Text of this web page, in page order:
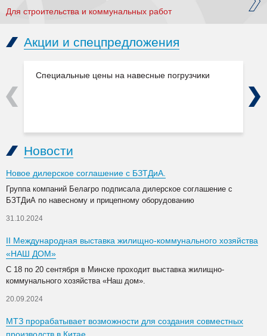
Для строительства и коммунальных работ
Акции и спецпредложения
Специальные цены на навесные погрузчики
Previous Next
Новости
Новое дилерское соглашение с БЗТДиА.
Группа компаний Белагро подписала дилерское соглашение с
БЗТДиА по навесному и прицепному оборудованию
31.10.2024
II Международная выставка жилищно-коммунального хозяйства
«НАШ ДОМ»
С 18 по 20 сентября в Минске проходит выставка жилищно-
коммунального хозяйства «Наш дом».
20.09.2024
МТЗ прорабатывает возможности для создания совместных
производств в Китае